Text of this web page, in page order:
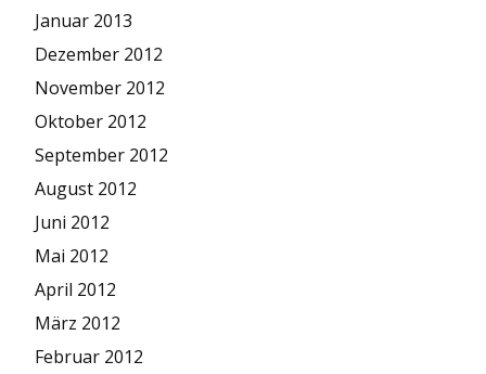
Januar 2013
Dezember 2012
November 2012
Oktober 2012
September 2012
August 2012
Juni 2012
Mai 2012
April 2012
März 2012
Februar 2012